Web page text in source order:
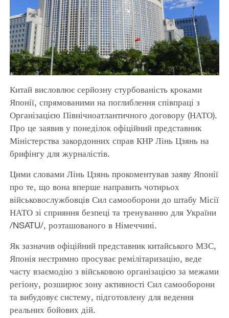
Китай висловлює серйозну стурбованість кроками
Японії, спрямованими на поглиблення співпраці з
Організацією Північноатлантичного договору (НАТО).
Про це заявив у понеділок офіційний представник
Міністерства закордонних справ КНР Лінь Цзянь на
брифінгу для журналістів.
Цими словами Лінь Цзянь прокоментував заяву Японії
про те, що вона вперше направить чотирьох
військовослужбовців Сил самооборони до штабу Місії
НАТО зі сприяння безпеці та тренуванню для України
/NSATU/, розташованого в Німеччині.
Як зазначив офіційний представник китайського МЗС,
Японія нестримно просуває ремілітаризацію, веде
часту взаємодію з військовою організацією за межами
регіону, розширює зону активності Сил самооборони
та вибудовує систему, підготовлену для ведення
реальних бойових дій.